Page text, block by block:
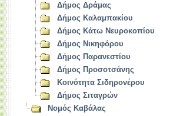
Δήμος Δράμας
Δήμος Καλαμπακίου
Δήμος Κάτω Νευροκοπίου
Δήμος Νικηφόρου
Δήμος Παρανεστίου
Δήμος Προσοτσάνης
Κοινότητα Σιδηρονέρου
Δήμος Σιταγρών
Νομός Καβάλας